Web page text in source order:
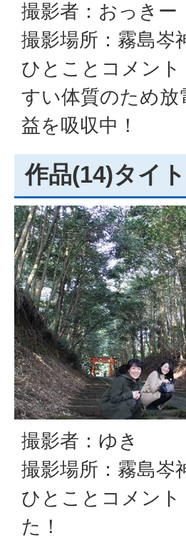
撮影者：おっきー
撮影場所：霧島岑
ひとことコメン
すい体質のため
益を吸収中！
作品(14)タイ
撮影者：ゆき
撮影場所：霧島岑
ひとことコメン
た！